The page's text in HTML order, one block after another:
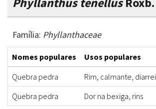
Família: Phyllanthaceae
Nomes populares Usos populares
Quebra pedra
Rim, calmante,
Quebra pedra
Dor na bexiga, rins